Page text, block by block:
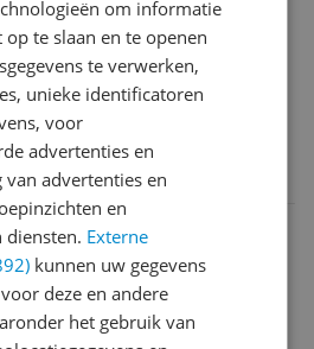
je je hem aan je tas zou
handig geweest.
waarvoor je echt de
aan
2022
Algemene score
om informatie
te slaan en te openen
te verwerken,
unieke identificatoren
voor
advertenties en
advertenties en
en
diensten. Externe
kunnen uw gegevens
deze en andere
het gebruik van